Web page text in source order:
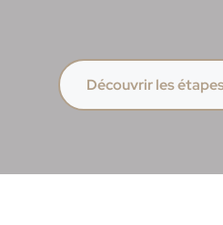
Découvrir les